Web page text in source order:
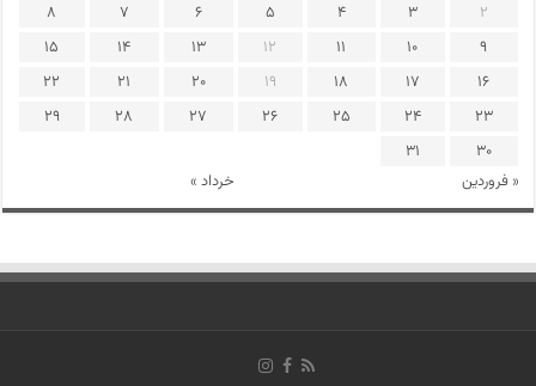
« فروردین خرداد »
2
3
4
5
6
7
8
9
10
11
12
13
14
15
16
17
18
19
20
21
22
23
24
25
26
27
28
29
30
31